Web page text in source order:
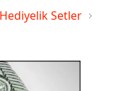
Hediyelik Setler